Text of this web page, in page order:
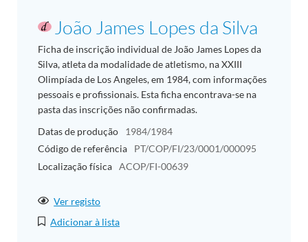
João James Lopes da Silva
Ficha de inscrição individual de João James Lopes da
Silva, atleta da modalidade de atletismo, na XXIII
Olimpíada de Los Angeles, em 1984, com informações
pessoais e profissionais. Esta ficha encontrava-se na
pasta das inscrições não confirmadas.
Datas de produção
1984/1984
Código de referência
PT/COP/FI/23/0001/000095
Localização física ACOP/FI-00639
Ver registo
Adicionar à lista